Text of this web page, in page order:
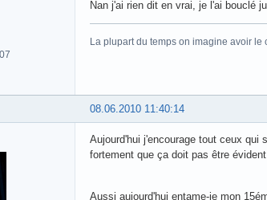
Nan j'ai rien dit en vrai, je l'ai bouclé
La plupart du temps on imagine avoir le
08.06.2010 11:40:14
Aujourd'hui j'encourage tout ceux
fortement que ça doit pas être évident
Aussi aujourd'hui entame-je mon